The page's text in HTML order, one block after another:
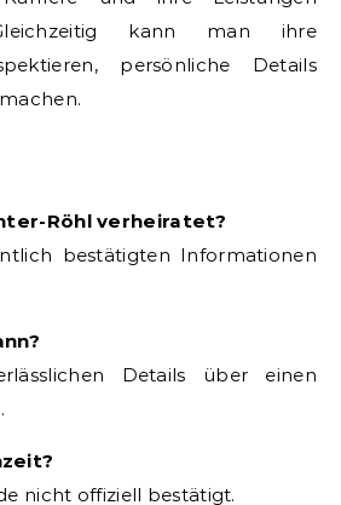
kann man ihre
persönliche Details
Röhl verheiratet?
bestätigten Informationen
Details über einen
nicht offiziell bestätigt.